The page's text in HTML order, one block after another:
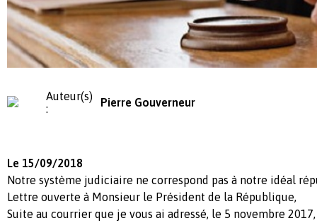
Auteur(s)
:
Pierre Gouverneur
Le 15/09/2018
Notre système judiciaire ne correspond pas à notre idéal
Lettre ouverte à Monsieur le Président de la République,
Suite au courrier que je vous ai adressé, le 5 novembre